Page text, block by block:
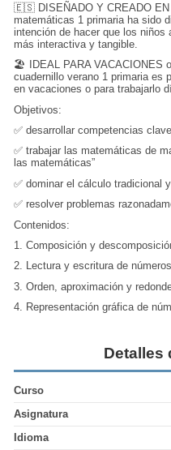
🇪🇸 DISEÑADO Y CREADO EN
matemáticas 1 primaria ha sido
intención de hacer que los niños
más interactiva y tangible.
🏖️ IDEAL PARA VACACIONES
cuadernillo verano 1 primaria es
en vacaciones o para trabajarlo
Objetivos:
✅ desarrollar competencias clave
✅ trabajar las matemáticas de
las matemáticas”
✅ dominar el cálculo tradicional
✅ resolver problemas
Contenidos:
1. Composición y
2. Lectura y escritura de
3. Orden, aproximación y
4. Representación gráfica de
Detalles
Curso
Asignatura
Idioma